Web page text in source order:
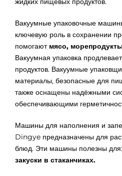
Вакуумные упаковочные
ключевую роль в сохранении
помогают мясо,
Вакуумная упаковка
продуктов. Вакуумные
материалы, безопасные для
также оснащены надёжными
обеспечивающими
Машины для наполнения и
Dingye предназначены для
блюд. Эти машины полезны для:
закуски в стаканчиках.